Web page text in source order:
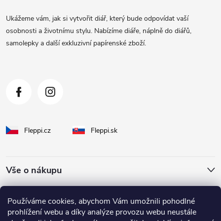
Používáme cookies, abychom Vám umožnili pohodlné
prohlížení webu a díky analýze provozu webu neustále
Ukážeme vám, jak si vytvořit diář, který bude odpovídat vaší
osobnosti a životnímu stylu. Nabízíme diáře, náplně do diářů,
samolepky a další exkluzivní papírenské zboží.
Fleppi.cz Fleppi.sk
Vše o nákupu
O Fleppi